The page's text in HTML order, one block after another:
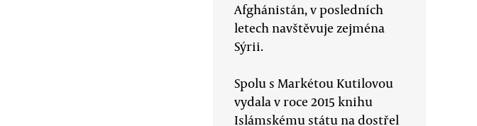
Afghánistán, v posledních
letech navštěvuje zejména
Sýrii.
Spolu s Markétou Kutilovou
vydala v roce 2015 knihu
Islámskému státu na dostřel